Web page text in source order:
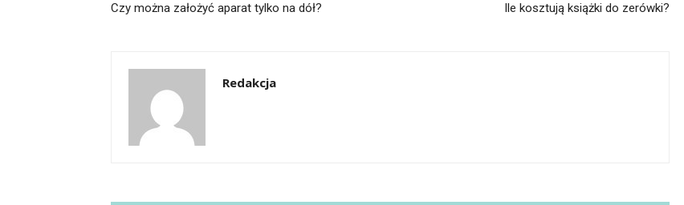
Czy można założyć aparat tylko na dół? Ile kosztują książki do zerówki?
Redakcja